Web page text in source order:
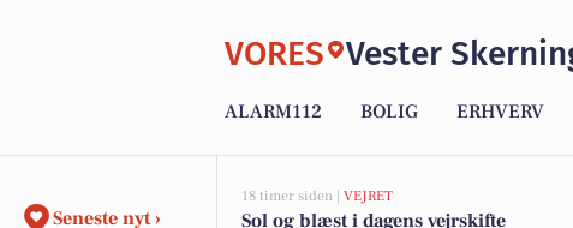
VORES Vester
ALARM112 BOLIG ERHVERV
Seneste nyt ›
18 timer siden | VEJRET
Sol og blæst i dagens vejrskifte